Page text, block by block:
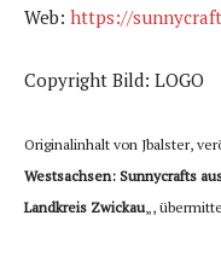
Web: https://
Copyright Bild: LOGO
Originalinhalt von Jbalster,
Westsachsen: Sunnycrafts
Landkreis Zwickau„,